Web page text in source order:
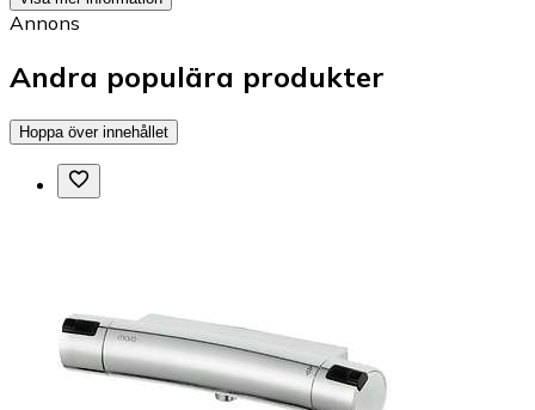
Annons
Andra populära produkter
Hoppa över innehållet